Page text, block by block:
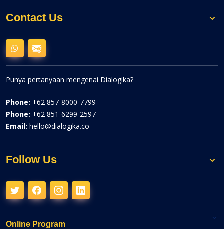
Contact Us
Punya pertanyaan mengenai Dialogika?
Phone: +62 857-8000-7799
Phone: +62 851-6299-2597
Email: hello@dialogika.co
Follow Us
Online Program